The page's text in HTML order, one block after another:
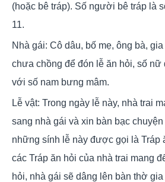
(hoặc bê tráp). Số người bê tráp là
11.
Nhà gái: Cô dâu, bố mẹ, ông bà,
chưa chồng để đón lễ ăn hỏi, số
với số nam bưng mâm.
Lễ vật: Trong ngày lễ này, nhà trai
sang nhà gái và xin bàn bạc
những sính lễ này được gọi là Tráp
các Tráp ăn hỏi của nhà trai mang
hỏi, nhà gái sẽ dâng lên bàn thờ